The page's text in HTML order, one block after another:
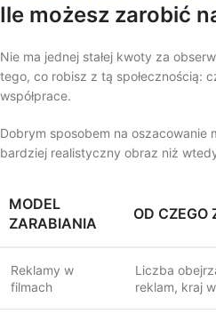
Ile możesz zarobić
Nie ma jednej stałej kwoty za
tego, co robisz z tą społecznością:
współprace.
Dobrym sposobem na
bardziej realistyczny obraz niż
MODEL
ZARABIANIA
OD CZEGO
Reklamy w
filmach
Liczba
reklam, kraj